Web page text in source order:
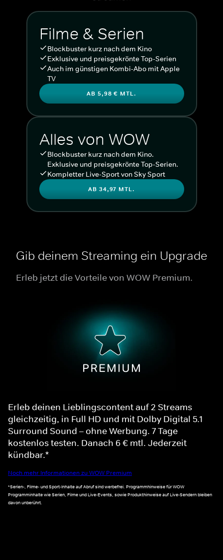
Filme & Serien
Blockbuster kurz nach dem Kino
Exklusive und preisgekrönte Top-Serien
Auch im günstigen Kombi-Abo mit Apple
TV
AB 5,98 € MTL.
Alles von WOW
Blockbuster kurz nach dem Kino.
Exklusive und preisgekrönte Top-Serien.
Kompletter Live-Sport von Sky Sport
AB 34,97 MTL.
Gib deinem Streaming ein Upgrade
Erleb jetzt die Vorteile von WOW Premium.
Erleb deinen Lieblingscontent auf 2 Streams
gleichzeitig, in Full HD und mit Dolby Digital 5.1
Surround Sound – ohne Werbung. 7 Tage
kostenlos testen. Danach 6 € mtl. Jederzeit
kündbar.*
Noch mehr Informationen zu WOW Premium
*Serien-, Filme- und Sport-Inhalte auf Abruf sind werbefrei. Programmhinweise für WOW
Programminhalte wie Serien, Filme und Live-Events, sowie Produkthinweise auf Live-Sendern bleiben
davon unberührt.